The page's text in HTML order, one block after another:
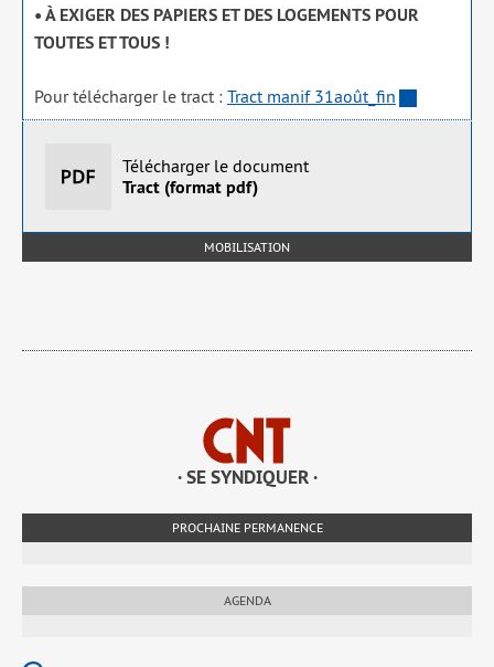
• À EXIGER DES PAPIERS ET DES LOGEMENTS POUR
TOUTES ET TOUS !
Pour télé­char­ger le tract : Tract manif 31août_​fin
Télécharger le document
Tract (format pdf)
MOBILISATION
· SE SYNDIQUER ·
PROCHAINE PERMANENCE
AGENDA